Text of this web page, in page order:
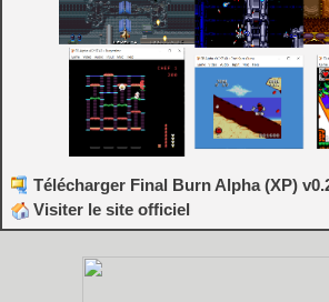
Télécharger Final Burn Alpha (XP)
Visiter le site officiel